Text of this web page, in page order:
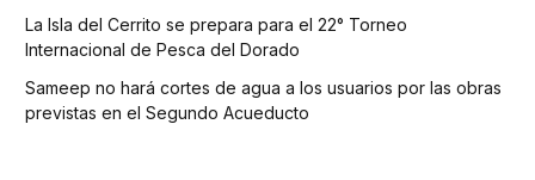
La Isla del Cerrito se prepara para el 22° Torneo
Internacional de Pesca del Dorado
Sameep no hará cortes de agua a los usuarios por las obras
previstas en el Segundo Acueducto